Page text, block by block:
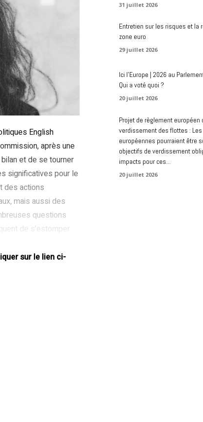
English
après une
et de se tourner
significatives pour le
des actions
mais aussi des
questions
de s’estomper
sur le lien ci-
31 juillet 2026
Entretien sur les risques et la
zone euro
29 juillet 2026
Ici l’Europe | 2026 au
Qui a voté quoi ?
20 juillet 2026
Projet de règlement européen
verdissement des flottes :
européennes pourraient être
objectifs de verdissement
impacts pour ces...
20 juillet 2026